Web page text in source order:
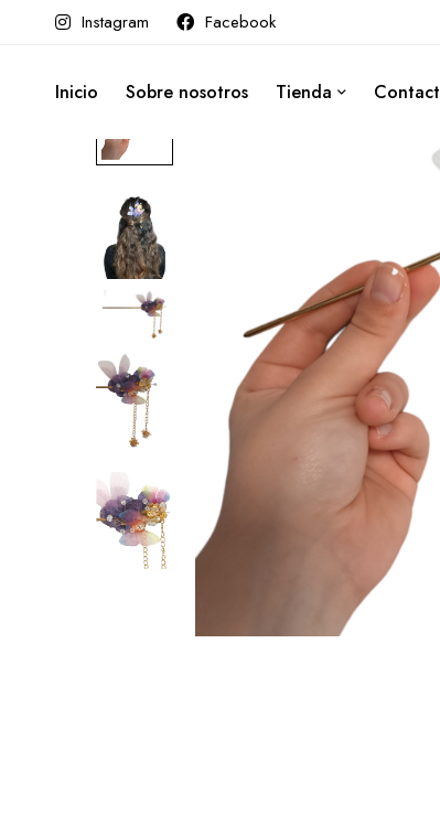
Instagram Facebook
Inicio Sobre nosotros Tienda